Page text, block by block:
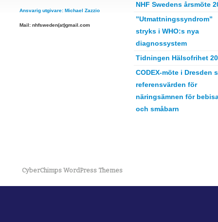
Ansvarig utgivare: Michael Zazzio
Mail: nhfsweden(at)gmail.com
NHF Swedens årsmöte
”Utmattningssyndrom”
stryks i WHO:s nya
diagnossystem
Tidningen Hälsofrihet
CODEX-möte i Dresden
referensvärden för
näringsämnen för
och småbarn
CyberChimps WordPress Themes